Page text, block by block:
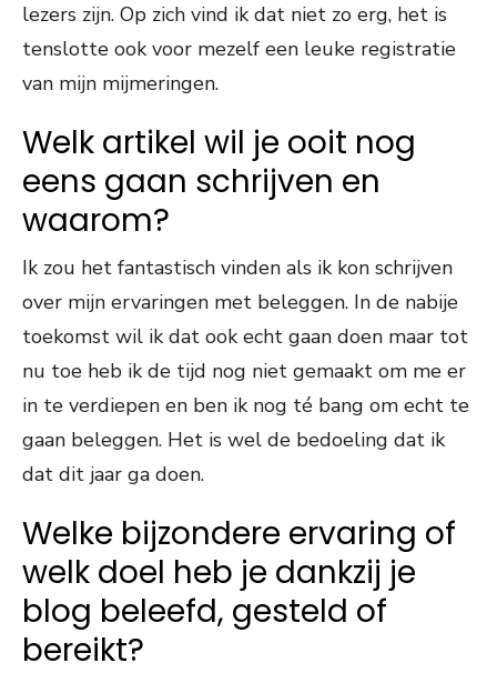
lezers zijn. Op zich vind ik dat niet zo erg, het is
tenslotte ook voor mezelf een leuke registratie
van mijn mijmeringen.
Welk artikel wil je ooit nog
eens gaan schrijven en
waarom?
Ik zou het fantastisch vinden als ik kon schrijven
over mijn ervaringen met beleggen. In de nabije
toekomst wil ik dat ook echt gaan doen maar tot
nu toe heb ik de tijd nog niet gemaakt om me er
in te verdiepen en ben ik nog té bang om echt te
gaan beleggen. Het is wel de bedoeling dat ik
dat dit jaar ga doen.
Welke bijzondere ervaring of
welk doel heb je dankzij je
blog beleefd, gesteld of
bereikt?